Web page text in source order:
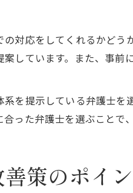
対応をしてくれるかど
しています。また、事
を提示している弁護士
った弁護士を選ぶことで
策のポイ